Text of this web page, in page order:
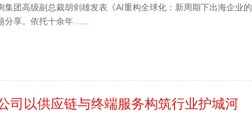
集团高级副总裁胡剑雄发表《AI重构全球化：新周期下出海企业的
分享。依托十余年…...
司以供应链与终端服务构筑行业护城河